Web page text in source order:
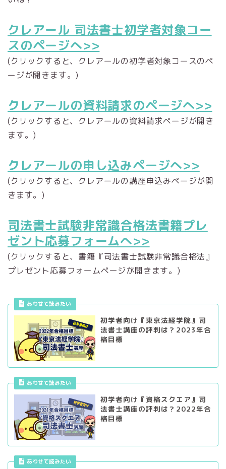
クレアール 司法書士初学者対象コー
スのページへ>>
(クリックすると、クレアールの初学者対象コースのペ
ージが開きます。)
クレアールの資料請求のページへ>>
(クリックすると、クレアールの資料請求ページが開き
ます。)
クレアールの申し込みページへ>>
(クリックすると、クレアールの講座申込みページが開
きます。)
司法書士試験非常識合格法書籍プレ
ゼント応募フォームへ>>
(クリックすると、書籍『司法書士試験非常識合格法』
プレゼント応募フォームページが開きます。)
あわせて読みたい
初学者向け『東京法経学院』司
法書士講座の評判は？2023年合
格目標
あわせて読みたい
初学者向け『資格スクエア』司
法書士講座の評判は？2022年合
格目標
あわせて読みたい